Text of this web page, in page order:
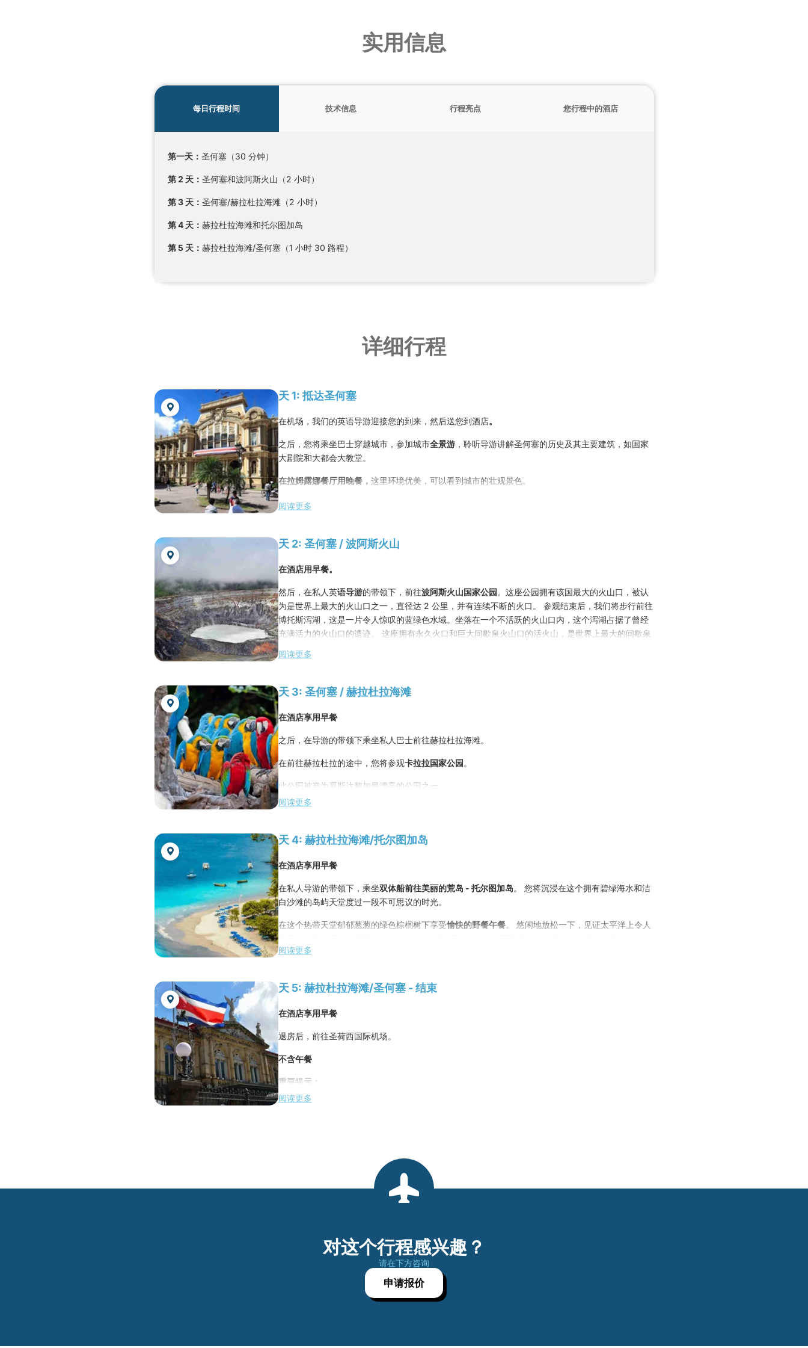
实用信息
每日行程时间 技术信息 行程亮点 您行程中的酒店
第一天： 圣何塞（30 分钟）
第 2 天： 圣何塞和波阿斯火山（2 小时）
第 3 天： 圣何塞/赫拉杜拉海滩（2 小时）
第 4 天： 赫拉杜拉海滩和托尔图加岛
第 5 天： 赫拉杜拉海滩/圣何塞（1 小时 30 路程）
详细行程
天 1: 抵达圣何塞
在机场，我们的英语导游迎接您的到来，然后送您到酒店。
之后，您将乘坐巴士穿越城市，参加城市全景游，聆听导游讲解圣何塞的历史及其主要建筑，如国家
大剧院和大都会大教堂。
在拉姆露娜餐厅用晚餐， 这里环境优美，可以看到城市的壮观景色。
晚宴前短暂停顿，组织方正式欢迎并介绍所有与会者。
阅读更多
天 2: 圣何塞 / 波阿斯火山
在酒店用早餐。
然后，在私人英语导游的带领下，前往波阿斯火山国家公园。这座公园拥有该国最大的火山口，被认
为是世界上最大的火山口之一，直径达 2 公里，并有连续不断的火口。 参观结束后，我们将步行前往
博托斯泻湖，这是一片令人惊叹的蓝绿色水域。坐落在一个不活跃的火山口内，这个泻湖占据了曾经
充满活力的火山口的遗迹。 这座拥有永久火口和巨大间歇泉火山口的活火山，是世界上最大的间歇泉
的瀑布，享受宏伟的景色。 午餐前，您将有机会探索鸟舍，观看迷人的猴子展览，发现热闹的青蛙池
形水族馆和迷人的猫科动物展览。
在 拉巴斯瀑布和花园
返回酒店换上更正式的服装，然后前往文化广场参观
金博物馆的大厅里举行 晚宴，提供美食和正式餐桌的盛宴，专供团队享用，为这一私人专属之夜画上
圆满句号。 作为一种特殊的象征，每位参与者都将收到一件前哥伦布时期珠宝的复制品："生育青
蛙"，男士为手镯，女士为耳环。
阅读更多
天 3: 圣何塞 / 赫拉杜拉海滩
在酒店享用早餐
之后，在导游的带领下乘坐私人巴士前往赫拉杜拉海滩。
在前往赫拉杜拉的途中，您将参观卡拉拉国家公园。
此公园被誉为哥斯达黎加最漂亮的公园之一。
这个公园独一无二，它的独特之处在于它是亚马逊生态系统(以原始森林为特征)和中美洲生态系统的
一体。
在旅途中，会有稍作停留歇息的时间，让您欣赏美丽的风景和高高飞翔的
在塔尔科莱斯的一家当地餐馆享用午餐。
午餐后，乘坐私人巴士前往塔尔科莱斯河。 抵达码头后乘船："
找鳄鱼 。
乘船游览观赏鳄鱼的自然栖息地，包括身长超过4米的美洲鳄鱼，以及各种鸟类和犰狳、树懒、美洲虎
等其他动物。
阅读更多
天 4: 赫拉杜拉海滩/托尔图加岛
在酒店享用早餐
在私人导游的带领下，乘坐双体船前往美丽的荒岛 - 托尔图加岛。 您将沉浸在这个拥有碧绿海水和洁
白沙滩的岛屿天堂度过一段不可思议的时光。
在这个热带天堂郁郁葱葱的绿色棕榈树下享受愉快的野餐午餐。 悠闲地放松一下，见证太平洋上令人
惊叹的日落。 双体船可容纳 100 人，将独家为我们 85 人的团队保留，确保您拥有私人空间，全程舒
适。
夜宿Hotel MARRIOT LOS SUEÑOS *****
阅读更多
天 5: 赫拉杜拉海滩/圣何塞 - 结束
在酒店享用早餐
退房后，前往圣荷西国际机场。
不含午餐
重要提示：
乘客必须在起飞前至少 3 小时到达机场。
阅读更多
对这个行程感兴趣？
请在下方咨询
申请报价